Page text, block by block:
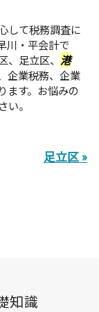
して税務調査に
川・平会計で
足立区、 港
企業税務、企業
ます。お悩みの
。
足立区 »
知識